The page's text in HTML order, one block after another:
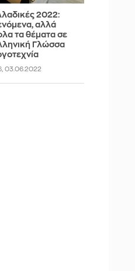
2022:
αλλά
τα θέματα σε
Γλώσσα
03.06.2022